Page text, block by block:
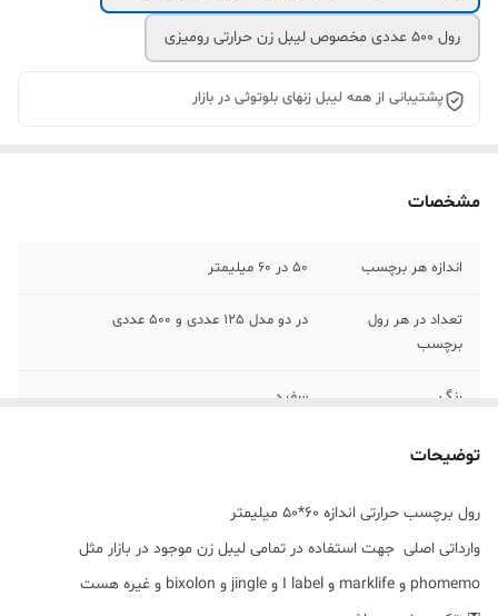
رول 500 عددی مخصوص لیبل زن حرارتی رومیزی
پشتیبانی از همه لیبل زنهای بلوتوثی در بازار
مشخصات
اندازه هر برچسب 50 در 60 میلیمتر
تعداد در هر رول
برچسب
در دو مدل 125 عددی و 500 عددی
رنگ سفید
جنس لیبل
توضیحات
رول برچسب حرارتی اندازه 60*50 میلیمتر
وارداتی اصلی جهت استفاده در تمامی لیبل زن موجود در بازار مثل
phomemo و marklife و I label و jingle و bixolon و غیره هست